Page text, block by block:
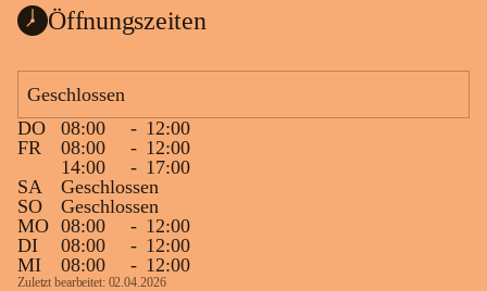
Öffnungszeiten
Geschlossen
DO
08:00 - 12:00
FR
08:00 - 12:00
14:00
- 17:00
SA
Geschlossen
SO
Geschlossen
MO 08:00 - 12:00
DI
08:00 - 12:00
MI
08:00 - 12:00
Zuletzt bearbeitet: 02.04.2026